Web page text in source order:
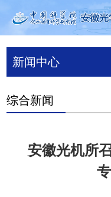
新闻中心
综合新闻
安徽光机所